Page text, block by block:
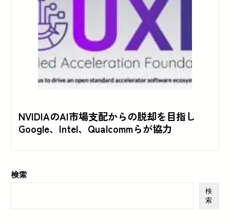
NVIDIAのAI市場支配からの脱却を目指し
Google、Intel、Qualcommらが協力
検索
検
索